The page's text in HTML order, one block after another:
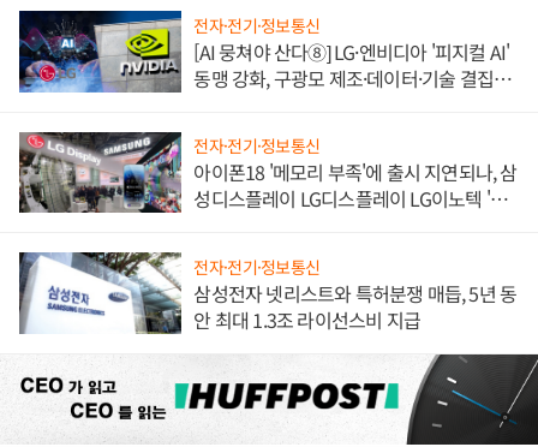
전자·전기·정보통신
[AI 뭉쳐야 산다⑧] LG·엔비디아 '피지컬 AI'
동맹 강화, 구광모 제조·데이터·기술 결집
전자·전기·정보통신
아이폰18 '메모리 부족'에 출시 지연되나, 삼
성디스플레이 LG디스플레이 LG이노텍 '탈
전자·전기·정보통신
삼성전자 넷리스트와 특허분쟁 매듭, 5년 동
안 최대 1.3조 라이선스비 지급